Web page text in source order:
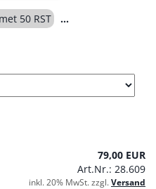
50 RST
79,00 EUR
Art.Nr.: 28.609
inkl. 20% MwSt. zzgl.Versand